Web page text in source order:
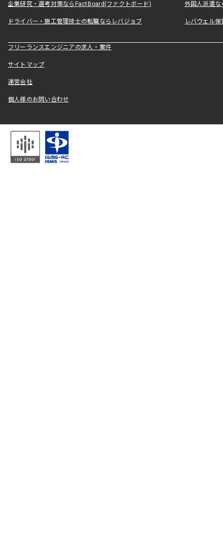
企業研究・選考対策ならFactBoard(ファクトボード) 外国人派遣な
ドライバー・施工管理技士の転職ならレバジョブ レバウェル
フリーランスエンジニアの求人・案件
サイトマップ
運営会社
個人様のお問い合わせ